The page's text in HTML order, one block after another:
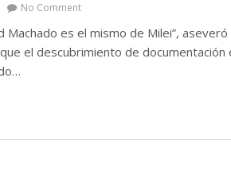
No Comment
es el mismo de Milei”, aseveró
el descubrimiento de documentación